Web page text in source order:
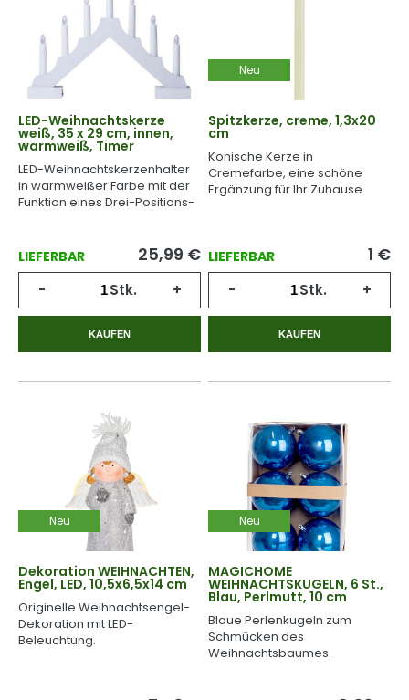
LED-Weihnachtskerze
weiß, 35 x 29 cm, innen,
warmweiß, Timer
LED-Weihnachtskerzenhalter
in warmweißer Farbe mit der
Funktion eines Drei-Positions-
LIEFERBAR 25,99 €
- Stk. +
KAUFEN
Neu
Spitzkerze, creme, 1,3x20
cm
Konische Kerze in
Cremefarbe, eine schöne
Ergänzung für Ihr Zuhause.
LIEFERBAR 1 €
- Stk. +
KAUFEN
Neu
Dekoration WEIHNACHTEN,
Engel, LED, 10,5x6,5x14 cm
Originelle Weihnachtsengel-
Dekoration mit LED-
Beleuchtung.
Neu
MAGICHOME
WEIHNACHTSKUGELN, 6 St.,
Blau, Perlmutt, 10 cm
Blaue Perlenkugeln zum
Schmücken des
Weihnachtsbaumes.